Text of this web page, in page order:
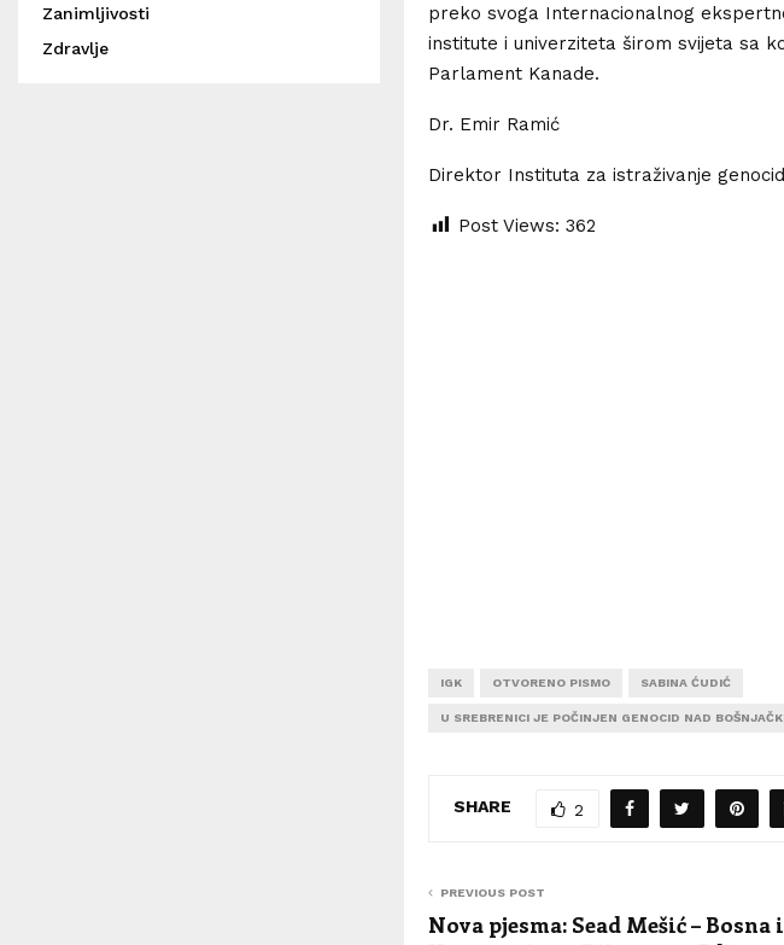
preko svoga Internacionalnog
institute i univerziteta širom svijeta sa
Parlament Kanade.
Dr. Emir Ramić
Direktor Instituta za istraživanje
Post Views: 362
IGK OTVORENO PISMO SABINA ĆUDIĆ
U SREBRENICI JE POČINJEN GENOCID NAD
SHARE 2
PREVIOUS POST
Nova pjesma: Sead Mešić – Bosna i
Zanimljivosti
Zdravlje